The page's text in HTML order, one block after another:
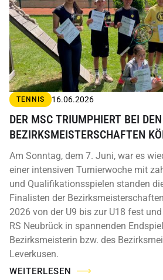
TENNIS 16.06.2026
DER MSC TRIUMPHIERT BEI DEN
BEZIRKSMEISTERSCHAFTEN
Am Sonntag, dem 7. Juni, war es
einer intensiven Turnierwoche mit
und Qualifikationsspielen standen
Finalisten der
2026 von der U9 bis zur U18 fest
RS Neubrück in spannenden
Bezirksmeisterin bzw. des
Leverkusen.
WEITERLESEN